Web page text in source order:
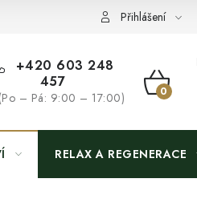
Přihlášení
+420 603 248
457
– Pá: 9:00 – 17:00)
RELAX A REGENERACE